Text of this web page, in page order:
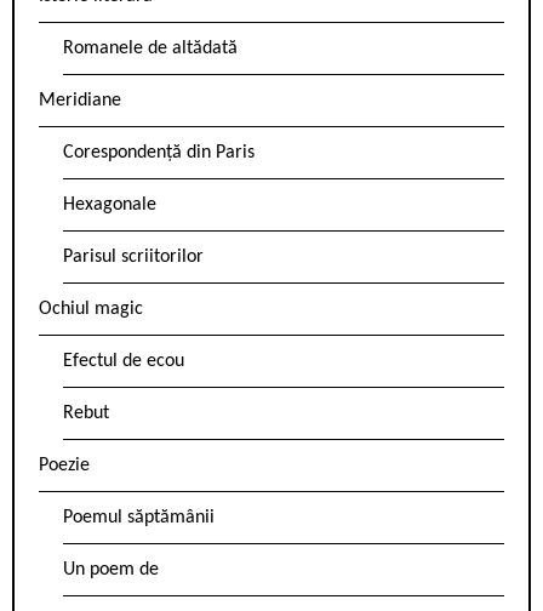
Romanele de altădată
Meridiane
Corespondență din Paris
Hexagonale
Parisul scriitorilor
Ochiul magic
Efectul de ecou
Rebut
Poezie
Poemul săptămânii
Un poem de